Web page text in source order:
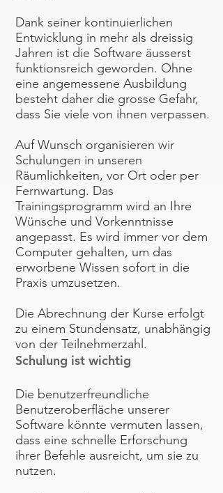
Dank seiner kontinuierlichen
Entwicklung in mehr als dreissig
Jahren ist die Software äusserst
funktionsreich geworden. Ohne
eine angemessene Ausbildung
besteht daher die grosse Gefahr,
dass Sie viele von ihnen verpassen.
Auf Wunsch organisieren wir
Schulungen in unseren
Räumlichkeiten, vor Ort oder per
Fernwartung. Das
Trainingsprogramm wird an Ihre
Wünsche und Vorkenntnisse
angepasst. Es wird immer vor dem
Computer gehalten, um das
erworbene Wissen sofort in die
Praxis umzusetzen.
Die Abrechnung der Kurse erfolgt
zu einem Stundensatz, unabhängig
von der Teilnehmerzahl.
Schulung ist wichtig
Die benutzerfreundliche
Benutzeroberfläche unserer
Software könnte vermuten lassen,
dass eine schnelle Erforschung
ihrer Befehle ausreicht, um sie zu
nutzen.